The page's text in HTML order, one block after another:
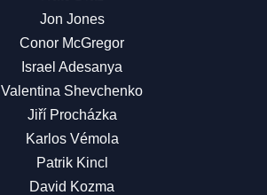
Jon Jones
Conor McGregor
Israel Adesanya
Valentina Shevchenko
Jiří Procházka
Karlos Vémola
Patrik Kincl
David Kozma